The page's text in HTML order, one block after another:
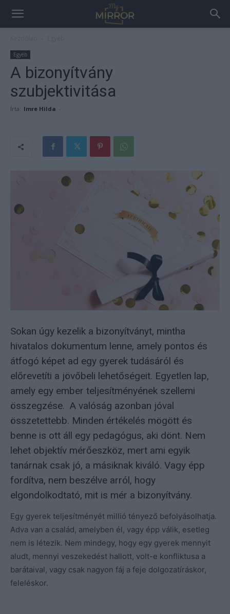
Egyéb
A bizonyítvány
szubjektivitása
Írta: Imre Hilda -
Sokan úgy kezelik a bizonyítványt, mintha
hivatalos dokumentum lenne, amely pontos és
átfogó képet ad egy gyerek tudásáról és
előrevetíti a jövőbeli lehetőségeit. Egyetlen lap,
amely egy ember teljesítményének szellemi
összegzése. A valóság azonban jóval
összetettebb. Minden értékelés mögött és
benne is ott áll egy pedagógus, aki dönt. Nem
lehet objektív mérőeszköz, mert ami egyik
tanárnak csak jó, a másiknak kiváló. Vagy épp
fordítva, nem beszélve arról, hogy
elgondolkodtató, mit is mér a bizonyítvány.
Egy gyerek teljesítményét millió tényező befolyásolhatja.
Adva van a család, amelyben él, vagy épp válik, esetleg
nem is létezik. Nem mindegy, hogy egy gyerek mennyit
aludt, mennyi veszekedést hallott, volt-e konfliktusa a
barátaival, vagy csak nagyon fáj a feje dolgozatíráskor,
feleléskor.